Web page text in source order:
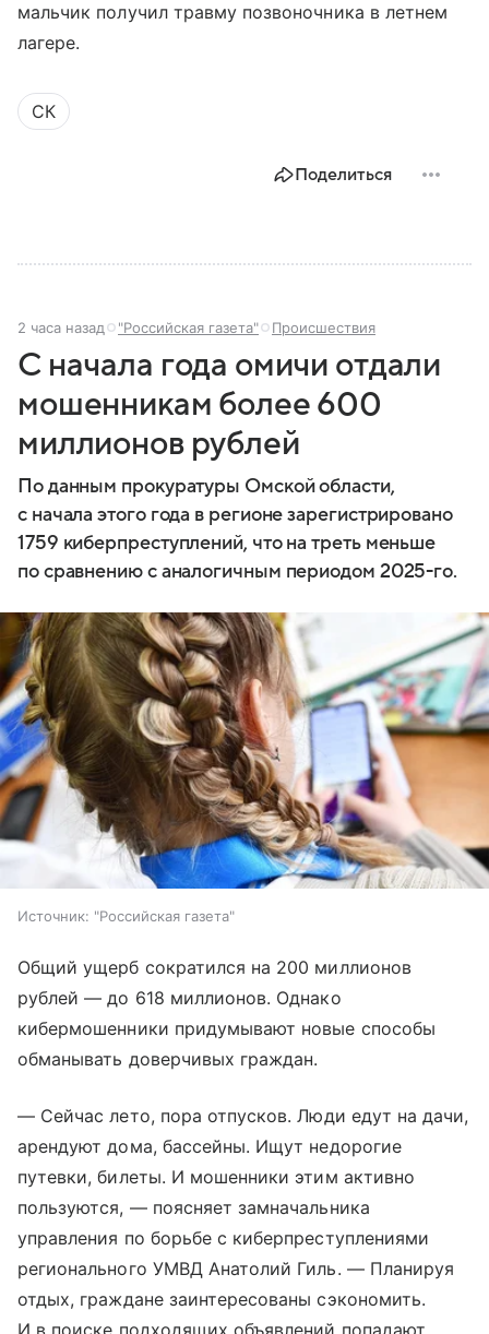
мальчик получил травму позвоночника в летнем
лагере.
СК
Поделиться
2 часа назад "Российская газета" Происшествия
С начала года омичи отдали
мошенникам более 600
миллионов рублей
По данным прокуратуры Омской области,
с начала этого года в регионе зарегистрировано
1759 киберпреступлений, что на треть меньше
по сравнению с аналогичным периодом 2025-го.
Источник: "Российская газета"
Общий ущерб сократился на 200 миллионов
рублей — до 618 миллионов. Однако
кибермошенники придумывают новые способы
обманывать доверчивых граждан.
— Сейчас лето, пора отпусков. Люди едут на дачи,
арендуют дома, бассейны. Ищут недорогие
путевки, билеты. И мошенники этим активно
пользуются, — поясняет замначальника
управления по борьбе с киберпреступлениями
регионального УМВД Анатолий Гиль. — Планируя
отдых, граждане заинтересованы сэкономить.